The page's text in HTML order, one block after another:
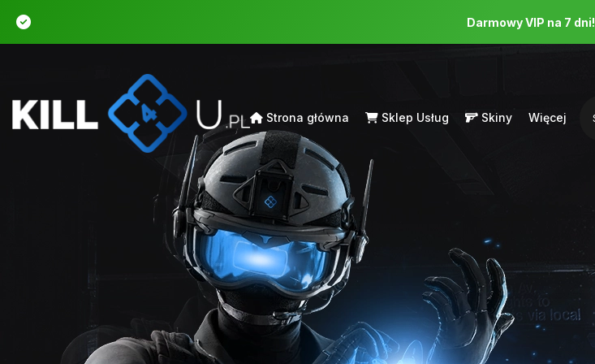
Darmowy VIP na 7 dni!
Strona główna Sklep Usług Skiny Więcej